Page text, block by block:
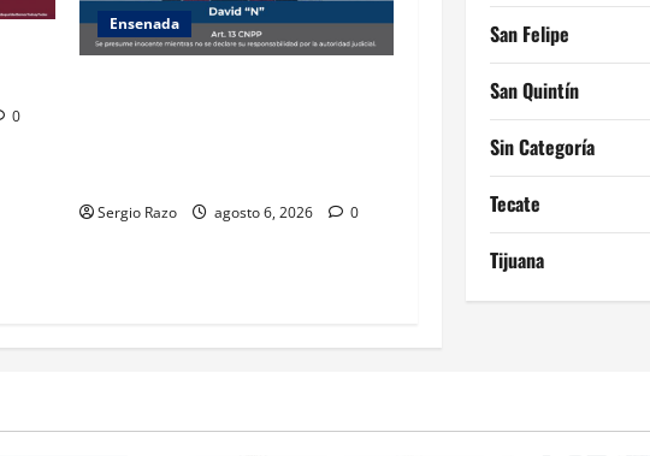
0
Ensenada
Sergio Razo agosto 6, 2026 0
San Felipe
San Quintín
Sin Categoría
Tecate
Tijuana